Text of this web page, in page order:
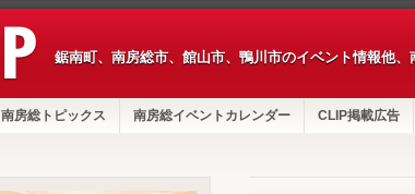
鋸南町、南房総市、館山市、鴨川市のイベント情報他、
南房総トピックス 南房総イベントカレンダー CLIP掲載広告